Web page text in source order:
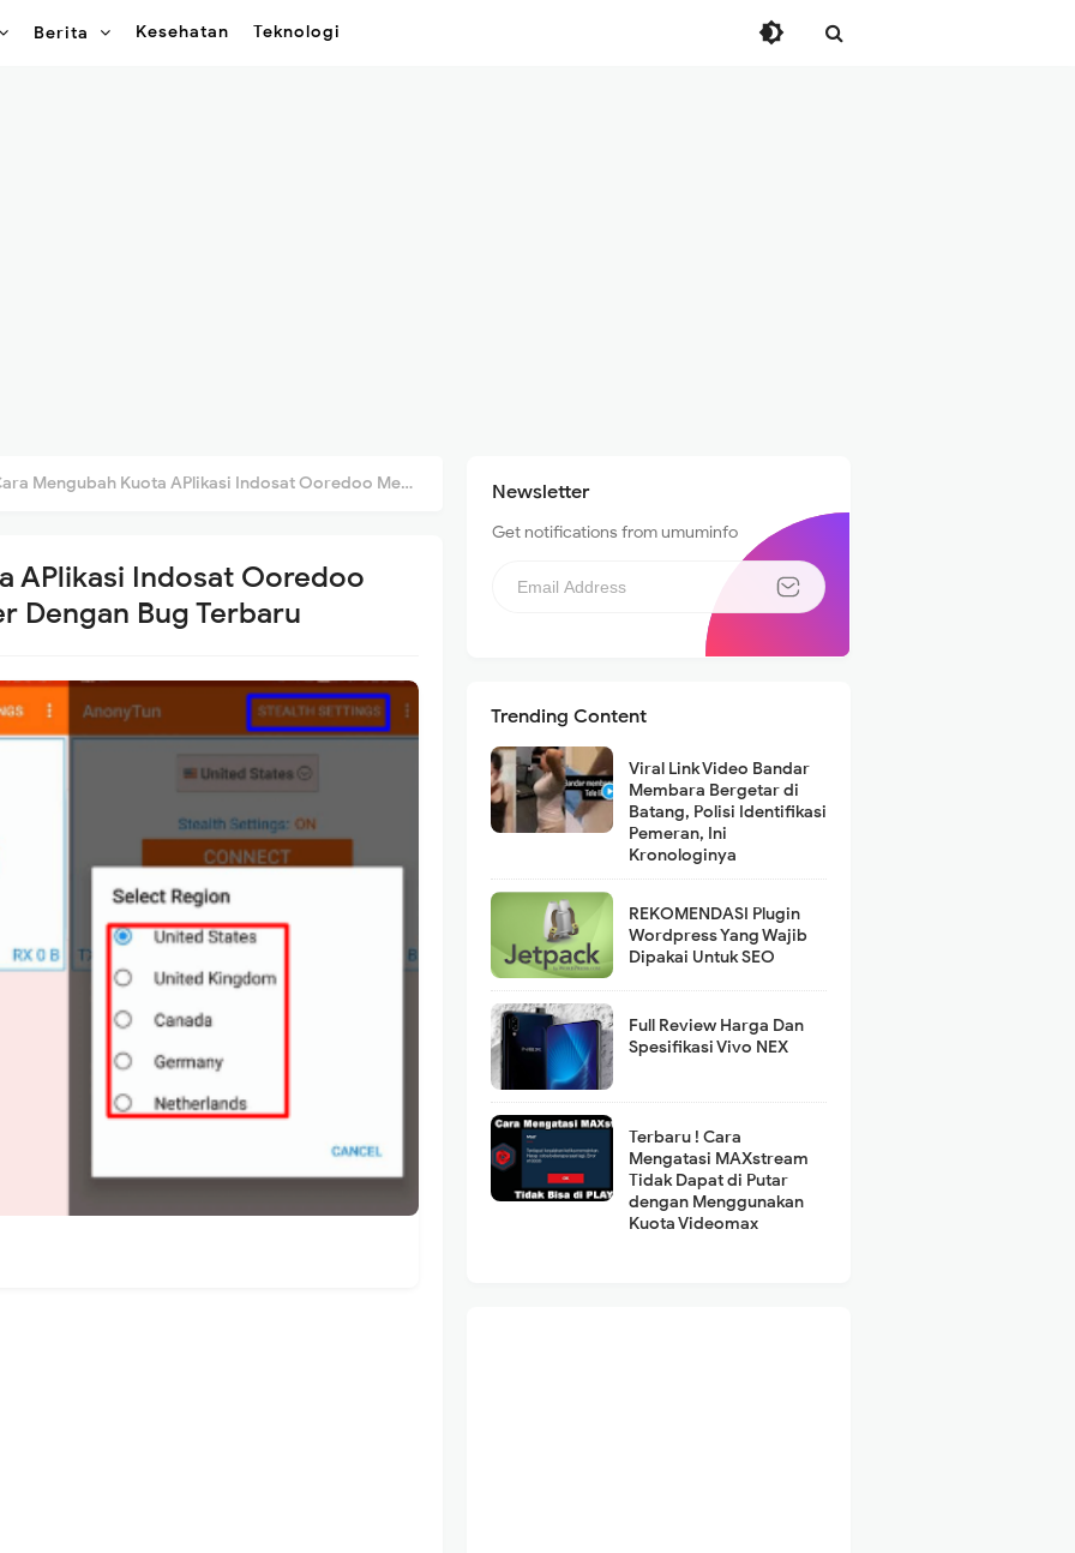
Berita Kesehatan Teknologi
Mengubah Kuota APlikasi Indosat Ooredoo Menjadi Kuota Reguler Dengan Bug Terbaru
APlikasi Indosat Ooredoo
Dengan Bug Terbaru
Newsletter
Get notifications from umuminfo
Trending Content
Viral Link Video Bandar
Membara Bergetar di
Batang, Polisi Identifikasi
Pemeran, Ini
Kronologinya
REKOMENDASI Plugin
Wordpress Yang Wajib
Dipakai Untuk SEO
Full Review Harga Dan
Spesifikasi Vivo NEX
Terbaru ! Cara
Mengatasi MAXstream
Tidak Dapat di Putar
dengan Menggunakan
Kuota Videomax